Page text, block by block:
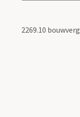
2269.10